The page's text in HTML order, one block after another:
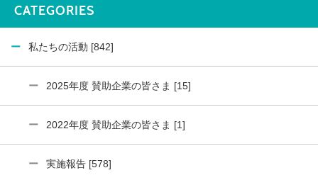
CATEGORIES
私たちの活動 [842]
2025年度 賛助企業の皆さま [15]
2022年度 賛助企業の皆さま [1]
実施報告 [578]